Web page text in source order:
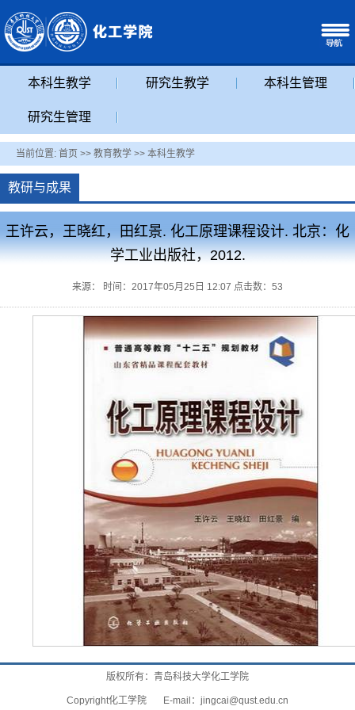
本科生教学 研究生教学 本科生管理
研究生管理
当前位置: 首页 >> 教育教学 >> 本科生教学
教研与成果
王许云，王晓红，田红景. 化工原理课程设计. 北京：化
学工业出版社，2012.
来源： 时间：2017年05月25日 12:07 点击数： 53
版权所有：青岛科技大学化工学院
Copyright化工学院 E-mail： jingcai@qust.edu.cn